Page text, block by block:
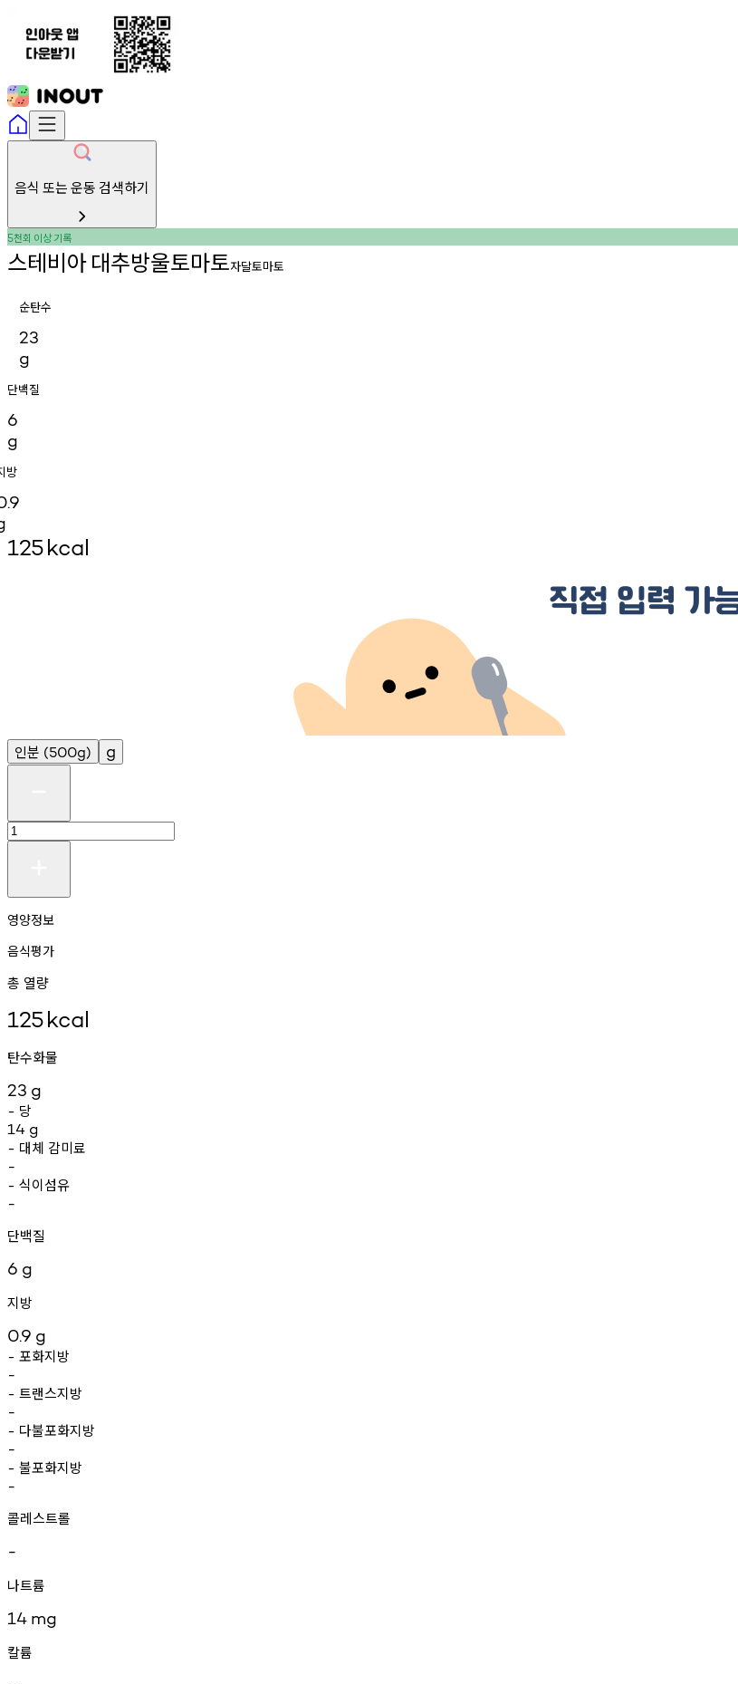
음식 또는 운동 검색하기
5천회 이상기록
스테비아대추방울토마토자달토마토
순탄수
23
g
단백질
6
g
방
125kcal
인분 (500g) g
영양정보
음식평가
총 열량
125kcal
탄수화물
23 g
- 당
14 g
- 대체 감미료
-
- 식이섬유
-
단백질
6 g
지방
0.9 g
- 포화지방
-
- 트랜스지방
-
- 다불포화지방
-
- 불포화지방
-
콜레스트롤
-
나트륨
14 mg
칼륨